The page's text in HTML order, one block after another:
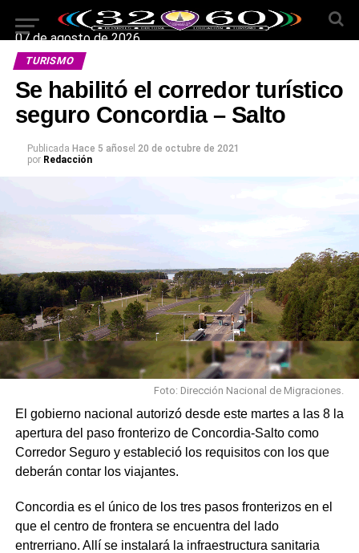
07 de agosto de 2026
TURISMO
Se habilitó el corredor turístico
seguro Concordia – Salto
Publicada Hace 5 añosel 20 de octubre de 2021
por Redacción
Foto: Dirección Nacional de Migraciones.
El gobierno nacional autorizó desde este martes a las 8 la
apertura del paso fronterizo de Concordia-Salto como
Corredor Seguro y estableció los requisitos con los que
deberán contar los viajantes.
Concordia es el único de los tres pasos fronterizos en el
que el centro de frontera se encuentra del lado
entrerriano. Allí se instalará la infraestructura sanitaria